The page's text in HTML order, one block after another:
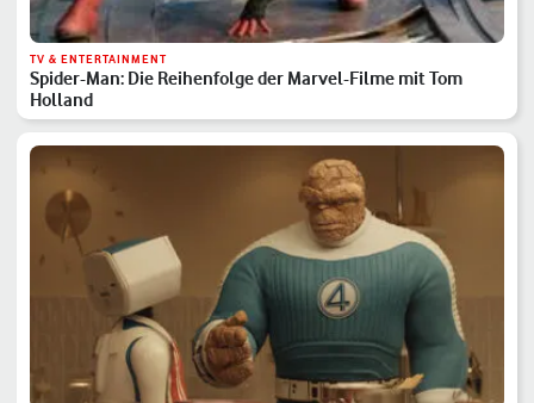
TV & ENTERTAINMENT
Spider-Man: Die Reihenfolge der Marvel-Filme mit Tom
Holland